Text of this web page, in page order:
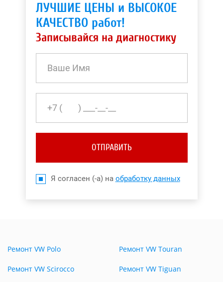
ЛУЧШИЕ ЦЕНЫ и ВЫСОКОЕ
КАЧЕСТВО работ!
Записывайся на диагностику
ОТПРАВИТЬ
Я согласен (-а) на обработку данных
Ремонт VW Polo
Ремонт VW Scirocco
Ремонт VW Touran
Ремонт VW Tiguan